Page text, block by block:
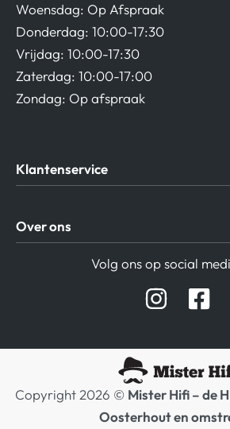
Woensdag: Op Afspraak
Donderdag: 10:00-17:30
Vrijdag: 10:00-17:30
Zaterdag: 10:00-17:00
Zondag: Op afspraak
Klantenservice
Privacy beleid
Verzending / Retour
Afspraak Demoruimte
Over ons
Hifi winkel Raamsdonksveer
Volg ons op social
Copyright 2026 © Mister Hifi – de
Oosterhout en